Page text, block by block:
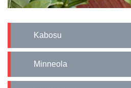
Kabosu
Minneola